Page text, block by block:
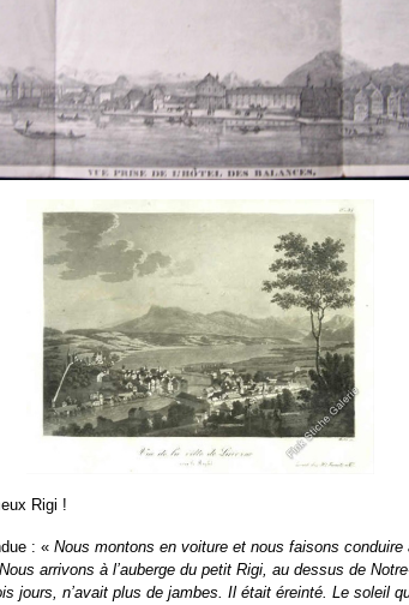
Rigi !
: « Nous montons en voiture et nous faisons
arrivons à l’auberge du petit Rigi, au dessus de
jours, n’avait plus de jambes. Il était éreinté. Le soleil